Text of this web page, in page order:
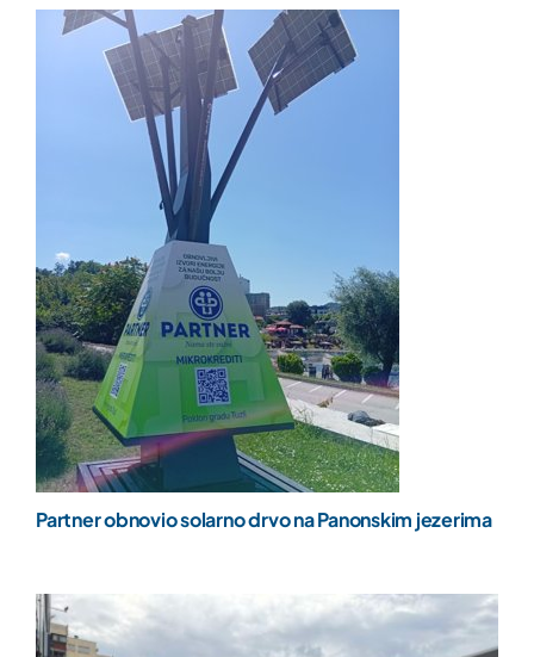
Partner obnovio solarno drvo na Panonskim jezerima